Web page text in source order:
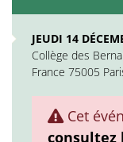
JEUDI 14
Collège des
France 75005
Cet
consultez